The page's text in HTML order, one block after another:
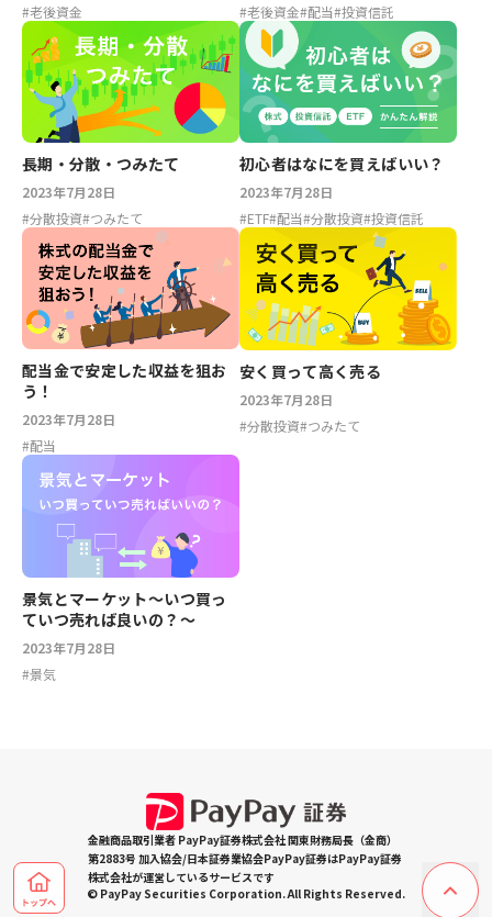
#老後資金
#老後資金#配当#投資信託
長期・分散・つみたて
2023年7月28日
#分散投資#つみたて
初心者はなにを買えばいい？
2023年7月28日
#ETF#配当#分散投資#投資信託
配当金で安定した収益を狙お
う！
2023年7月28日
#配当
安く買って高く売る
2023年7月28日
#分散投資#つみたて
景気とマーケット～いつ買っ
ていつ売れば良いの？～
2023年7月28日
#景気
金融商品取引業者 PayPay証券株式会社 関東財務局長（金商）
第2883号 加入協会/日本証券業協会PayPay証券はPayPay証券
株式会社が運営しているサービスです
© PayPay Securities Corporation. All Rights Reserved.